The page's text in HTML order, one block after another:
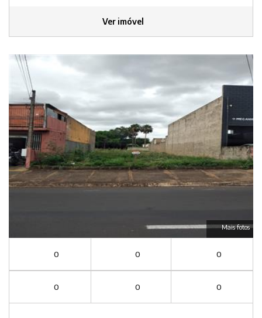
Ver imóvel
Mais fotos
0 0 0
0 0 0